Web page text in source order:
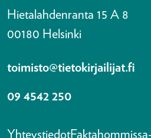
Hietalahdenranta 15 A 8
00180 Helsinki
toimisto@tietokirjailijat.fi
09 4542 250
Yhteystiedot